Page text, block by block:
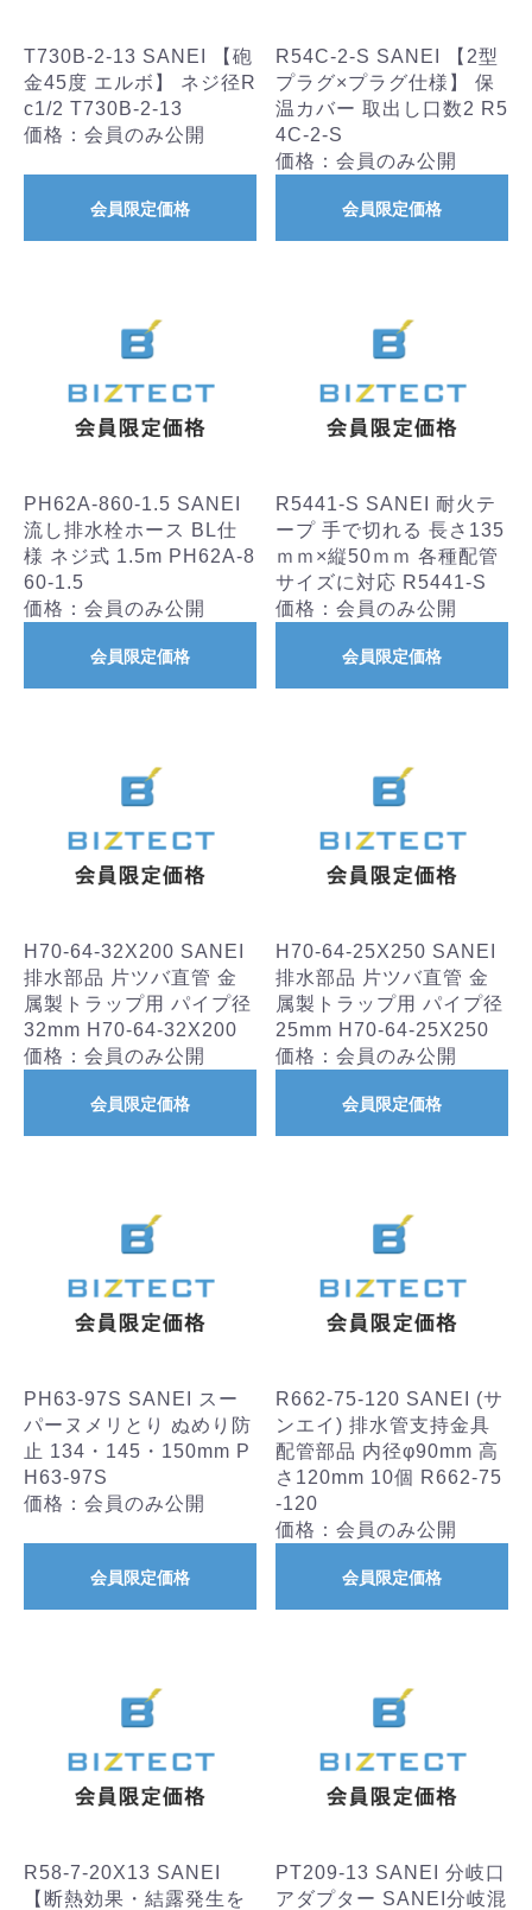
T730B-2-13 SANEI 【砲
金45度 エルボ】 ネジ径R
c1/2 T730B-2-13
価格：会員のみ公開
会員限定価格
R54C-2-S SANEI 【2型
プラグ×プラグ仕様】 保
温カバー 取出し口数2 R5
4C-2-S
価格：会員のみ公開
会員限定価格
PH62A-860-1.5 SANEI
流し排水栓ホース BL仕
様 ネジ式 1.5m PH62A-8
60-1.5
価格：会員のみ公開
会員限定価格
R5441-S SANEI 耐火テ
ープ 手で切れる 長さ135
ｍｍ×縦50ｍｍ 各種配管
サイズに対応 R5441-S
価格：会員のみ公開
会員限定価格
H70-64-32X200 SANEI
排水部品 片ツバ直管 金
属製トラップ用 パイプ径
32mm H70-64-32X200
価格：会員のみ公開
会員限定価格
H70-64-25X250 SANEI
排水部品 片ツバ直管 金
属製トラップ用 パイプ径
25mm H70-64-25X250
価格：会員のみ公開
会員限定価格
PH63-97S SANEI スー
パーヌメリとり ぬめり防
止 134・145・150mm P
H63-97S
価格：会員のみ公開
会員限定価格
R662-75-120 SANEI (サ
ンエイ) 排水管支持金具
配管部品 内径φ90mm 高
さ120mm 10個 R662-75
-120
価格：会員のみ公開
会員限定価格
R58-7-20X13 SANEI
【断熱効果・結露発生を
PT209-13 SANEI 分岐口
アダプター SANEI分岐混